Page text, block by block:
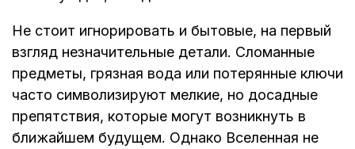
Не стоит игнорировать и бытовые, на первый
взгляд незначительные детали. Сломанные
предметы, грязная вода или потерянные ключи
часто символизируют мелкие, но досадные
препятствия, которые могут возникнуть в
ближайшем будущем. Однако Вселенная не